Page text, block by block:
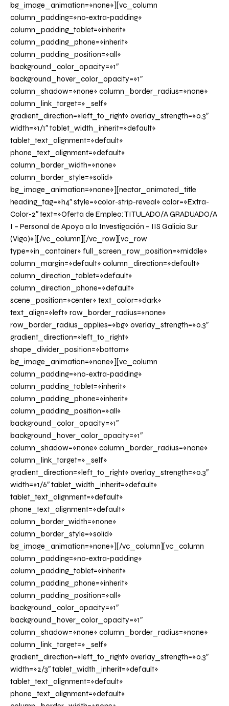
bg_image_animation=»none»][vc_column
column_padding=»no-extra-padding»
column_padding_tablet=»inherit»
column_padding_phone=»inherit»
column_padding_position=»all»
background_color_opacity=»1″
background_hover_color_opacity=»1″
column_shadow=»none» column_border_radius=»none»
column_link_target=»_self»
gradient_direction=»left_to_right» overlay_strength=»0.3″
width=»1/1″ tablet_width_inherit=»default»
tablet_text_alignment=»default»
phone_text_alignment=»default»
column_border_width=»none»
column_border_style=»solid»
bg_image_animation=»none»][nectar_animated_title
heading_tag=»h4″ style=»color-strip-reveal» color=»Extra-
Color-2″ text=»Oferta de Empleo: TITULADO/A GRADUADO/A
I – Personal de Apoyo a la Investigación – IIS Galicia Sur
(Vigo)»][/vc_column][/vc_row][vc_row
type=»in_container» full_screen_row_position=»middle»
column_margin=»default» column_direction=»default»
column_direction_tablet=»default»
column_direction_phone=»default»
scene_position=»center» text_color=»dark»
text_align=»left» row_border_radius=»none»
row_border_radius_applies=»bg» overlay_strength=»0.3″
gradient_direction=»left_to_right»
shape_divider_position=»bottom»
bg_image_animation=»none»][vc_column
column_padding=»no-extra-padding»
column_padding_tablet=»inherit»
column_padding_phone=»inherit»
column_padding_position=»all»
background_color_opacity=»1″
background_hover_color_opacity=»1″
column_shadow=»none» column_border_radius=»none»
column_link_target=»_self»
gradient_direction=»left_to_right» overlay_strength=»0.3″
width=»1/6″ tablet_width_inherit=»default»
tablet_text_alignment=»default»
phone_text_alignment=»default»
column_border_width=»none»
column_border_style=»solid»
bg_image_animation=»none»][/vc_column][vc_column
column_padding=»no-extra-padding»
column_padding_tablet=»inherit»
column_padding_phone=»inherit»
column_padding_position=»all»
background_color_opacity=»1″
background_hover_color_opacity=»1″
column_shadow=»none» column_border_radius=»none»
column_link_target=»_self»
gradient_direction=»left_to_right» overlay_strength=»0.3″
width=»2/3″ tablet_width_inherit=»default»
tablet_text_alignment=»default»
phone_text_alignment=»default»